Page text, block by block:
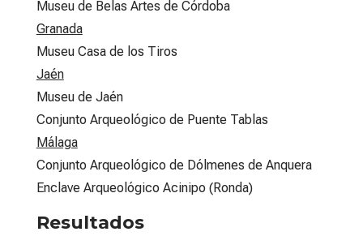
Museu de Belas Artes de Córdoba
Granada
Museu Casa de los Tiros
Jaén
Museu de Jaén
Conjunto Arqueológico de Puente Tablas
Málaga
Conjunto Arqueológico de Dólmenes de Anquera
Enclave Arqueológico Acinipo (Ronda)
Resultados